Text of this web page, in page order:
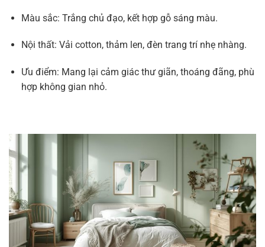
Màu sắc: Trắng chủ đạo, kết hợp gỗ sáng màu.
Nội thất: Vải cotton, thảm len, đèn trang trí nhẹ nhàng.
Ưu điểm: Mang lại cảm giác thư giãn, thoáng đãng, phù
hợp không gian nhỏ.